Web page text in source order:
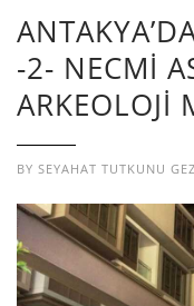
-2- NECMİ
ARKEOLOJİ
BY SEYAHAT TUTKUNU